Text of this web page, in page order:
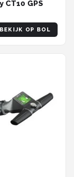
GPS
BEKIJK OP BOL